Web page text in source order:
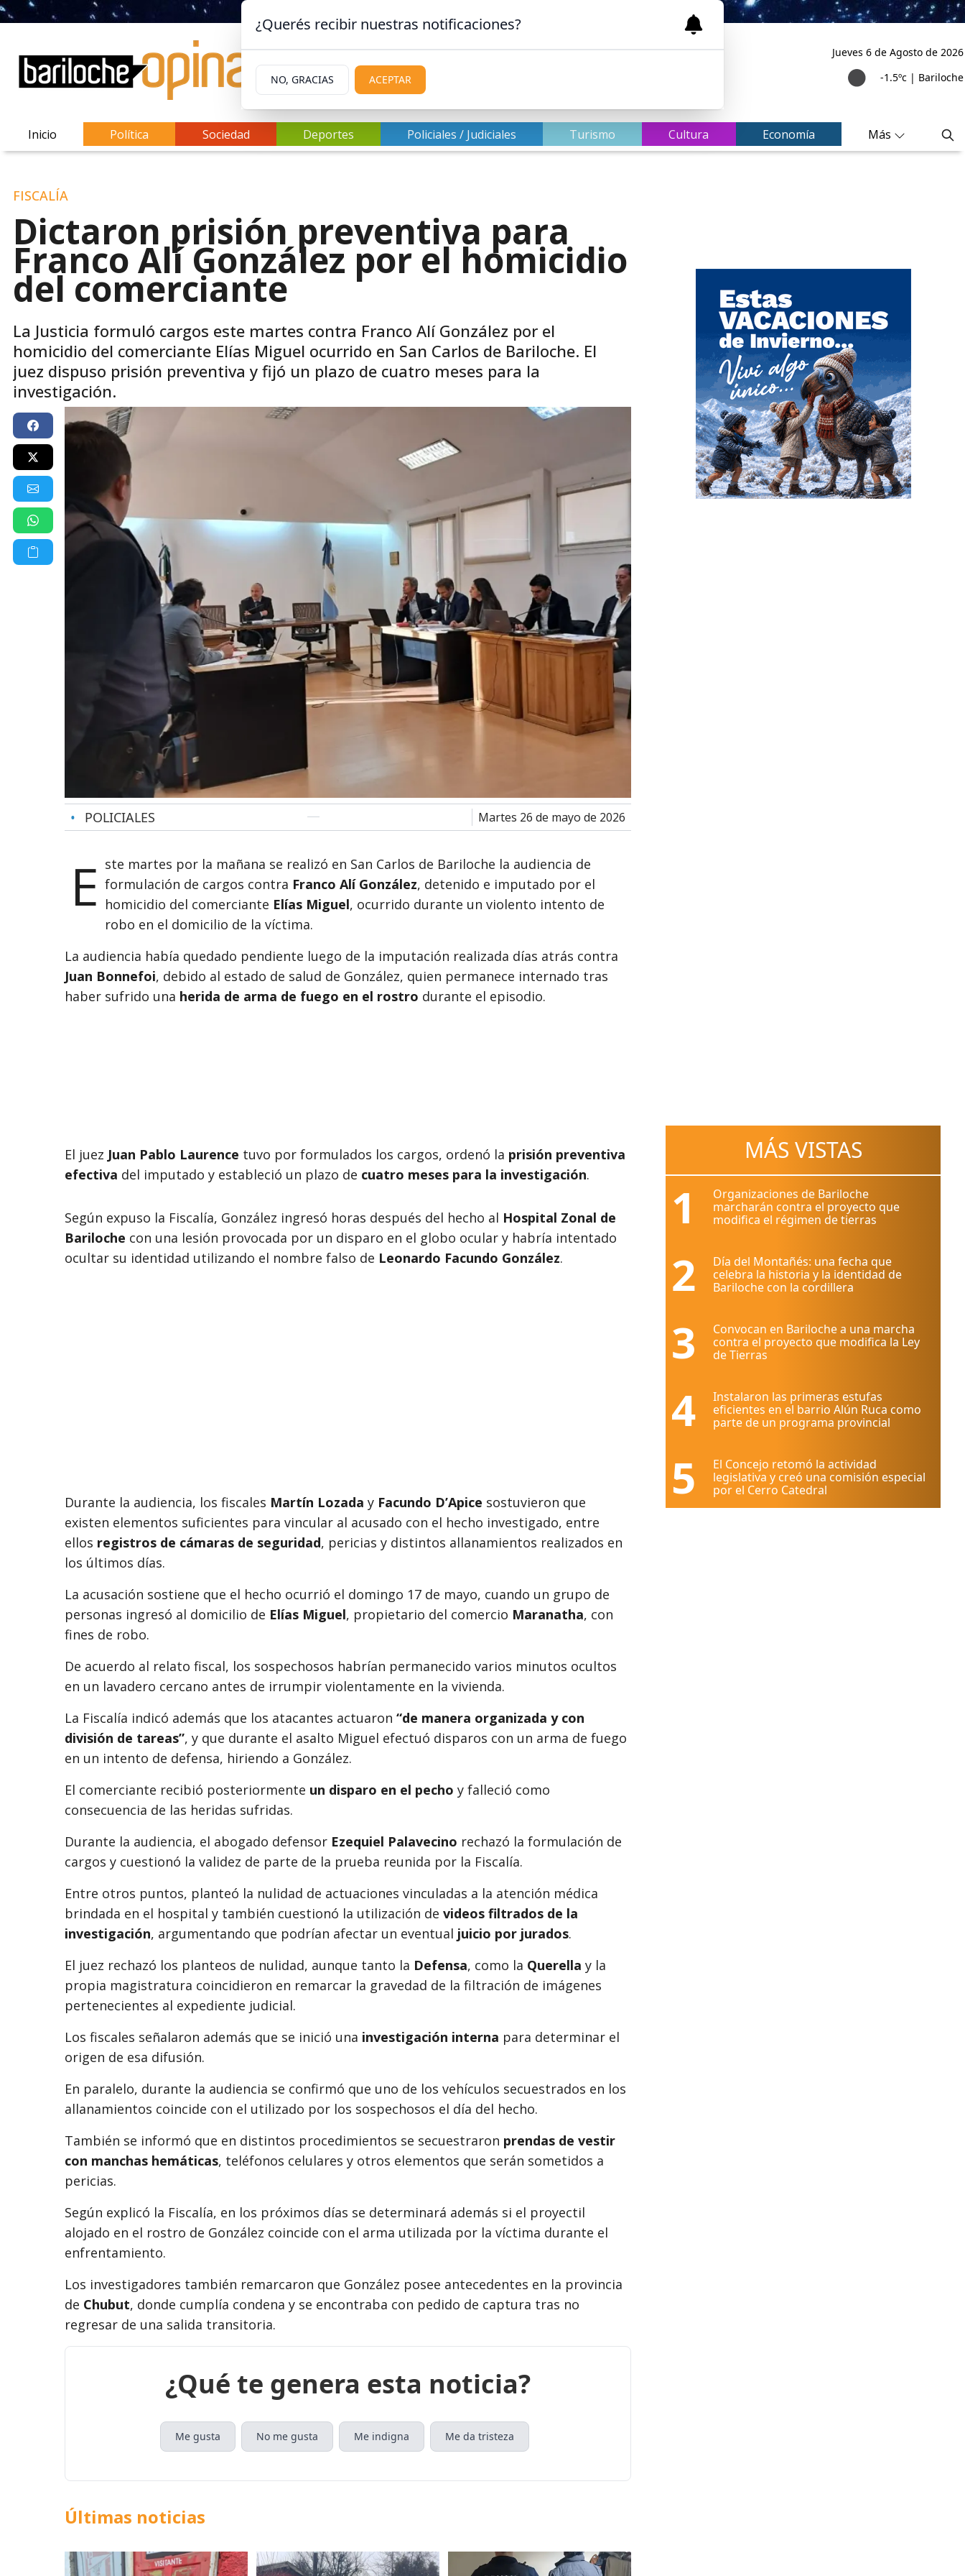
Jueves 6 de Agosto de 2026
-1.5ºc | Bariloche
Inicio Política Sociedad Deportes Policiales / Judiciales Turismo Cultura Economía Más
FISCALÍA
Dictaron prisión preventiva para
Franco Alí González por el homicidio
del comerciante
La Justicia formuló cargos este martes contra Franco Alí González por el
homicidio del comerciante Elías Miguel ocurrido en San Carlos de Bariloche. El
juez dispuso prisión preventiva y fijó un plazo de cuatro meses para la
investigación.
• POLICIALES martes 26 de mayo de 2026
E ste martes por la mañana se realizó en San Carlos de Bariloche la audiencia de
formulación de cargos contra Franco Alí González, detenido e imputado por el
homicidio del comerciante Elías Miguel, ocurrido durante un violento intento de
robo en el domicilio de la víctima.
La audiencia había quedado pendiente luego de la imputación realizada días atrás contra
Juan Bonnefoi, debido al estado de salud de González, quien permanece internado tras
haber sufrido una herida de arma de fuego en el rostro durante el episodio.
El juez Juan Pablo Laurence tuvo por formulados los cargos, ordenó la prisión preventiva
efectiva del imputado y estableció un plazo de cuatro meses para la investigación.
Según expuso la Fiscalía, González ingresó horas después del hecho al Hospital Zonal de
Bariloche con una lesión provocada por un disparo en el globo ocular y habría intentado
ocultar su identidad utilizando el nombre falso de Leonardo Facundo González.
Durante la audiencia, los fiscales Martín Lozada y Facundo D’Apice sostuvieron que
existen elementos suficientes para vincular al acusado con el hecho investigado, entre
ellos registros de cámaras de seguridad, pericias y distintos allanamientos realizados en
los últimos días.
La acusación sostiene que el hecho ocurrió el domingo 17 de mayo, cuando un grupo de
personas ingresó al domicilio de Elías Miguel, propietario del comercio Maranatha, con
fines de robo.
De acuerdo al relato fiscal, los sospechosos habrían permanecido varios minutos ocultos
en un lavadero cercano antes de irrumpir violentamente en la vivienda.
La Fiscalía indicó además que los atacantes actuaron “de manera organizada y con
división de tareas”, y que durante el asalto Miguel efectuó disparos con un arma de fuego
en un intento de defensa, hiriendo a González.
El comerciante recibió posteriormente un disparo en el pecho y falleció como
consecuencia de las heridas sufridas.
Durante la audiencia, el abogado defensor Ezequiel Palavecino rechazó la formulación de
cargos y cuestionó la validez de parte de la prueba reunida por la Fiscalía.
Entre otros puntos, planteó la nulidad de actuaciones vinculadas a la atención médica
brindada en el hospital y también cuestionó la utilización de videos filtrados de la
investigación, argumentando que podrían afectar un eventual juicio por jurados.
El juez rechazó los planteos de nulidad, aunque tanto la Defensa, como la Querella y la
propia magistratura coincidieron en remarcar la gravedad de la filtración de imágenes
pertenecientes al expediente judicial.
Los fiscales señalaron además que se inició una investigación interna para determinar el
origen de esa difusión.
En paralelo, durante la audiencia se confirmó que uno de los vehículos secuestrados en los
allanamientos coincide con el utilizado por los sospechosos el día del hecho.
También se informó que en distintos procedimientos se secuestraron prendas de vestir
con manchas hemáticas, teléfonos celulares y otros elementos que serán sometidos a
pericias.
Según explicó la Fiscalía, en los próximos días se determinará además si el proyectil
alojado en el rostro de González coincide con el arma utilizada por la víctima durante el
enfrentamiento.
Los investigadores también remarcaron que González posee antecedentes en la provincia
de Chubut, donde cumplía condena y se encontraba con pedido de captura tras no
regresar de una salida transitoria.
¿Qué te genera esta noticia?
Me gusta No me gusta Me indigna Me da tristeza
Últimas noticias
MÁS VISTAS
1
Organizaciones de Bariloche
marcharán contra el proyecto que
modifica el régimen de tierras
2
Día del Montañés: una fecha que
celebra la historia y la identidad de
Bariloche con la cordillera
3
Convocan en Bariloche a una marcha
contra el proyecto que modifica la Ley
de Tierras
4
Instalaron las primeras estufas
eficientes en el barrio Alún Ruca como
parte de un programa provincial
5
El Concejo retomó la actividad
legislativa y creó una comisión especial
por el Cerro Catedral
¿Querés recibir nuestras notificaciones?
NO, GRACIAS ACEPTAR